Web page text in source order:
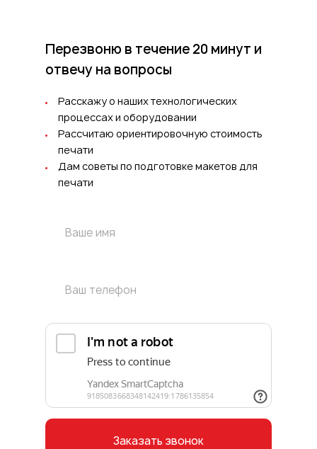
Перезвоню в течение 20 минут и
отвечу на вопросы
Расскажу о наших технологических
процессах и оборудовании
Рассчитаю ориентировочную стоимость
печати
Дам советы по подготовке макетов для
печати
Заказать звонок